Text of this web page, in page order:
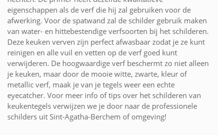
eigenschappen als de verf die hij zal gebruiken voor de
afwerking. Voor de spatwand zal de schilder gebruik maken
van water- en hittebestendige verfsoorten bij het schilderen.
Deze keuken verven zijn perfect afwasbaar zodat je ze kunt
reinigen en alle vuil en vetten op de verf goed kunt
verwijderen. De hoogwaardige verf beschermt zo niet alleen
je keuken, maar door de mooie witte, zwarte, kleur of
metallic verf, maak je van je tegels weer een echte
eyecatcher. Voor meer info of tips over het schilderen van
keukentegels verwijzen we je door naar de professionele
schilders uit Sint-Agatha-Berchem of omgeving!